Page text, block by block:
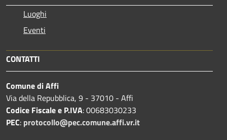
Luoghi
Eventi
CONTATTI
Comune di Affi
Via della Repubblica, 9 - 37010 - Affi
Codice Fiscale e P.IVA: 00683030233
PEC: protocollo@pec.comune.affi.vr.it